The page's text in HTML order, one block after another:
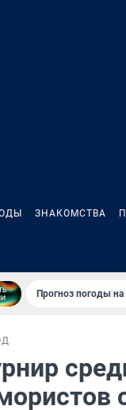
ЗНАКОМСТВА
Прогноз погоды